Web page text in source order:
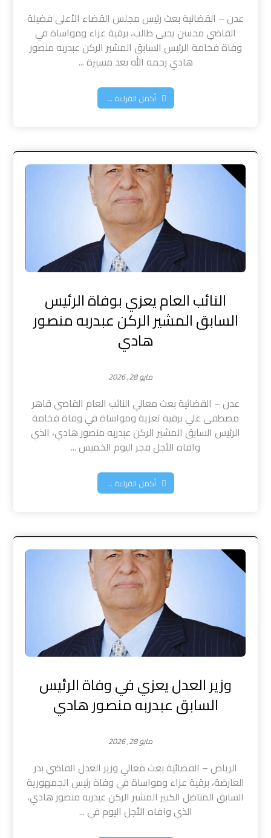
عدن – القضائية بعث رئيس مجلس القضاء الأعلى فضيلة
القاضي محسن يحيى طالب، برقية عزاء ومواساة في
وفاة فخامة الرئيس السابق المشير الركن عبدربه منصور
هادي رحمه الله بعد مسيرة ...
أكمل القراءة ...
النائب العام يعزي بوفاة الرئيس
السابق المشير الركن عبدربه منصور
هادي
مايو 28, 2026
عدن – القضائية بعث معالي النائب العام القاضي قاهر
مصطفى علي برقية تعزية ومواساة في وفاة فخامة
الرئيس السابق المشير الركن عبدربه منصور هادي، الذي
وافاه الأجل فجر اليوم الخميس ...
أكمل القراءة ...
وزير العدل يعزي في وفاة الرئيس
السابق عبدربه منصور هادي
مايو 28, 2026
​الرياض – القضائية بعث معالي وزير العدل القاضي بدر
العارضة، برقية عزاء ومواساة في وفاة رئيس الجمهورية
السابق المناضل الكبير المشير الركن عبدربه منصور هادي،
الذي وافاه الأجل اليوم في ...